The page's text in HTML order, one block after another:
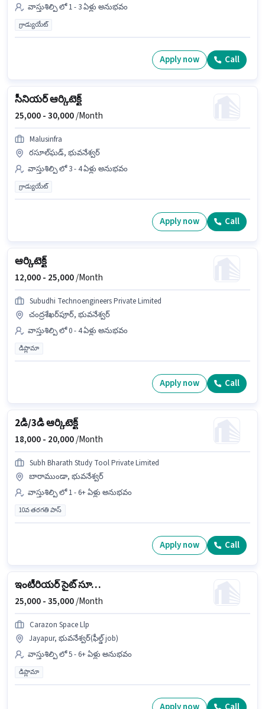
వాస్తుశిల్పి లో 1 - 3 ఏళ్లు అనుభవం
గ్రాడ్యుయేట్
Apply now Call
సీనియర్ ఆర్కిటెక్ట్
25,000 -30,000/Month
Malusinfra
రసూల్‌ఘడ్, భువనేశ్వర్
వాస్తుశిల్పి లో 3 - 4 ఏళ్లు అనుభవం
గ్రాడ్యుయేట్
Apply now Call
ఆర్కిటెక్ట్
12,000 - 25,000/Month
Subudhi Technoengineers Private Limited
చంద్రశేఖర్‌పూర్, భువనేశ్వర్
వాస్తుశిల్పి లో 0 - 4 ఏళ్లు అనుభవం
డిప్లొమా
Apply now Call
2డి/3డి ఆర్కిటెక్ట్
18,000 - 20,000/Month
Subh Bharath Study Tool Private Limited
బారాముండా, భువనేశ్వర్
వాస్తుశిల్పి లో 1 - 6+ ఏళ్లు అనుభవం
10వ తరగతి పాస్
Apply now Call
ఇంటీరియర్ సైట్ సూపర్‌వైజర్
25,000 -35,000/Month
Carazon Space Llp
Jayapur, భువనేశ్వర్(ఫీల్డ్ job)
వాస్తుశిల్పి లో 5 - 6+ ఏళ్లు అనుభవం
డిప్లొమా